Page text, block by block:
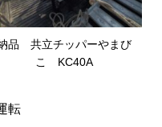
品 共立チッパーやまび
こ KC40A
転